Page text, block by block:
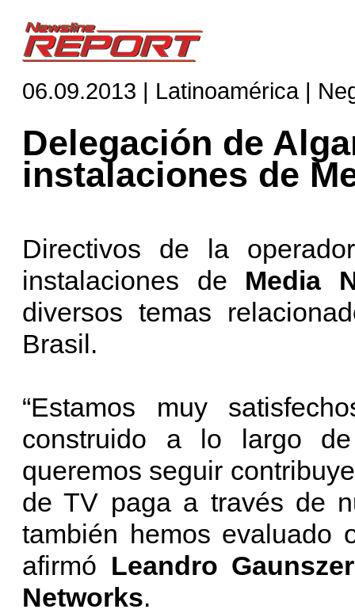
06.09.2013 | Latinoamérica |
Delegación de
instalaciones de
Directivos de la
instalaciones de Media
diversos temas
Brasil.
“Estamos muy
construido a lo largo
queremos seguir
de TV paga a través de
también hemos evaluado
afirmó Leandro Gaunszer
Networks.